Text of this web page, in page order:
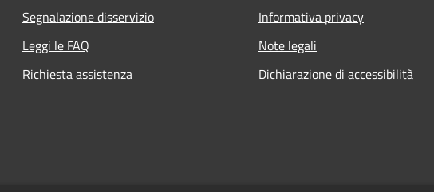
Segnalazione disservizio
Leggi le FAQ
Richiesta assistenza
Informativa privacy
Note legali
Dichiarazione di accessibilità